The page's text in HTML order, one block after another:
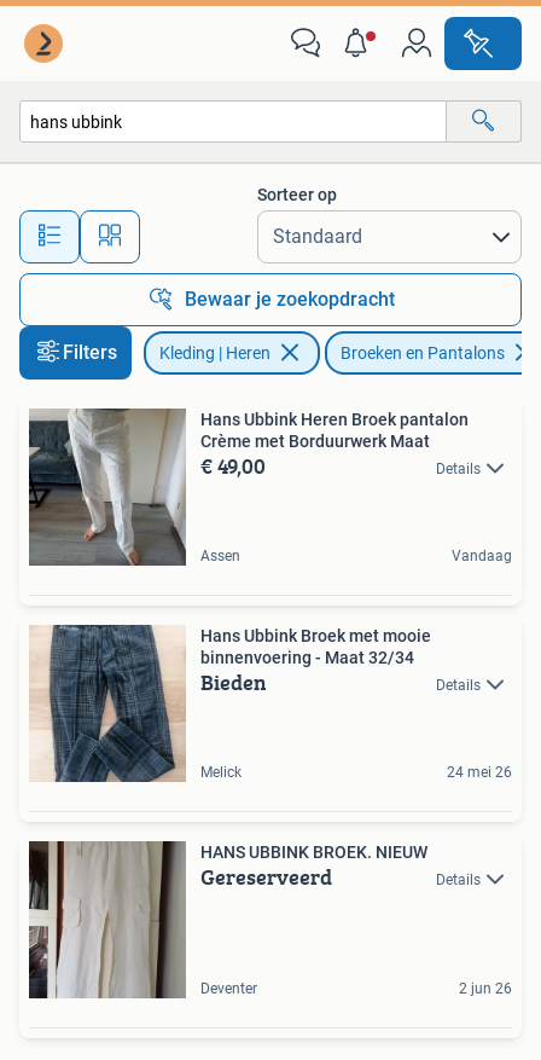
Alle afstanden…
Sorteer op
Bewaar je zoekopdracht
Filters Kleding | Heren Broeken en Pantalons
Hans Ubbink Heren Broek pantalon
Crème met Borduurwerk Maat
€ 49,00 Details
Assen Vandaag
Hans Ubbink Broek met mooie
binnenvoering - Maat 32/34
Bieden Details
Melick 24 mei 26
HANS UBBINK BROEK. NIEUW
Gereserveerd Details
Deventer 2 jun 26